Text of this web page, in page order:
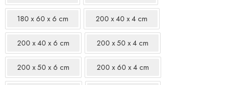
180 x 60 x 6 cm 200 x 40 x 4 cm
200 x 40 x 6 cm 200 x 50 x 4 cm
200 x 50 x 6 cm 200 x 60 x 4 cm